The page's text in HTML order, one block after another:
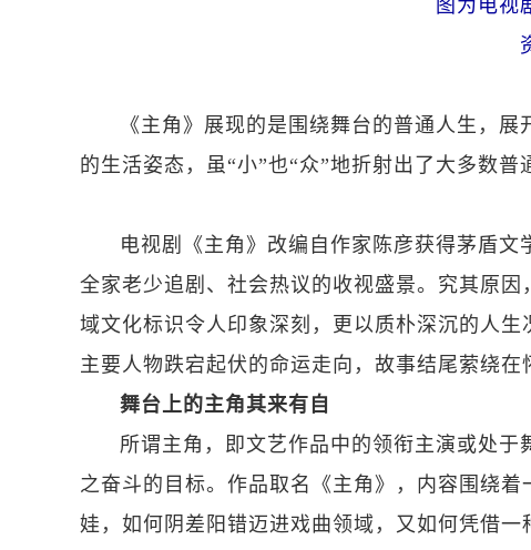
图为电视
《主角》展现的是围绕舞台的普通人生，
的生活姿态，虽“小”也“众”地折射出了大多数普
电视剧《主角》改编自作家陈彦获得茅盾
全家老少追剧、社会热议的收视盛景。究其原
域文化标识令人印象深刻，更以质朴深沉的人
主要人物跌宕起伏的命运走向，故事结尾萦绕
舞台上的主角其来有自
所谓主角，即文艺作品中的领衔主演或处
之奋斗的目标。作品取名《主角》，内容围绕
娃，如何阴差阳错迈进戏曲领域，又如何凭借